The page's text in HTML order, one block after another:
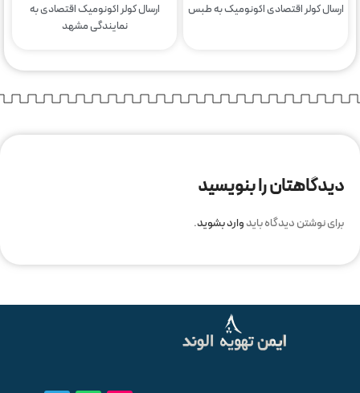
ارسال کولر اقتصادی اکونومیک به طبس
ارسال کولر اکونومیک اقتصادی به
نمایندگی مشهد
دیدگاهتان را بنویسید
برای نوشتن دیدگاه بایدوارد بشوید.